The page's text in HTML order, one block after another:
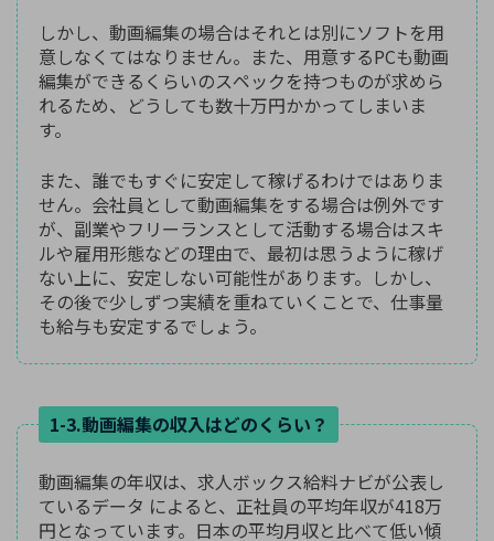
しかし、動画編集の場合はそれとは別にソフトを用
意しなくてはなりません。また、用意するPCも動画
編集ができるくらいのスペックを持つものが求めら
れるため、どうしても数十万円かかってしまいま
す。
また、誰でもすぐに安定して稼げるわけではありま
せん。会社員として動画編集をする場合は例外です
が、副業やフリーランスとして活動する場合はスキ
ルや雇用形態などの理由で、最初は思うように稼げ
ない上に、安定しない可能性があります。しかし、
その後で少しずつ実績を重ねていくことで、仕事量
も給与も安定するでしょう。
1-3.動画編集の収入はどのくらい？
動画編集の年収は、求人ボックス給料ナビが公表し
ているデータ によると、正社員の平均年収が418万
円となっています。日本の平均月収と比べて低い傾